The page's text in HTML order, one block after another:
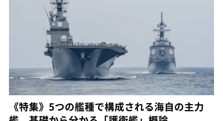
《特集》5つの艦種で構成される海自の主力